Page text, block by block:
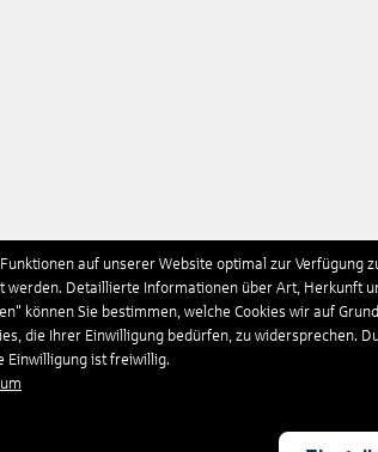
auf unserer Website optimal zur Verfügung
werden. Detaillierte Informationen über Art, Herkunft
können Sie bestimmen, welche Cookies wir auf
die Ihrer Einwilligung bedürfen, zu widersprechen.
Einwilligung ist freiwillig.